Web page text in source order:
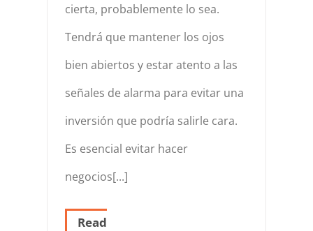
cierta, probablemente lo sea.
Tendrá que mantener los ojos
bien abiertos y estar atento a las
señales de alarma para evitar una
inversión que podría salirle cara.
Es esencial evitar hacer
negocios[...]
Read